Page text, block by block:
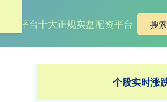
配资平台十大正规实盘配资平台
个股实时涨